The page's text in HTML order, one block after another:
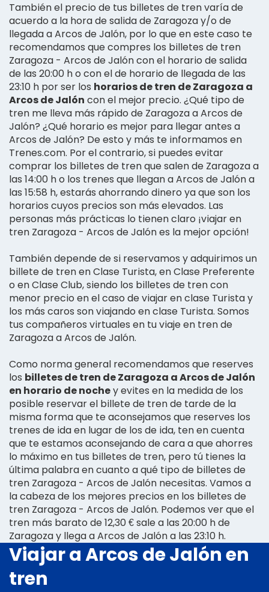
También el precio de tus billetes de tren varía de
acuerdo a la hora de salida de Zaragoza y/o de
llegada a Arcos de Jalón, por lo que en este caso te
recomendamos que compres los billetes de tren
Zaragoza - Arcos de Jalón con el horario de salida
de las 20:00 h o con el de horario de llegada de las
23:10 h por ser los horarios de tren de Zaragoza a
Arcos de Jalón con el mejor precio. ¿Qué tipo de
tren me lleva más rápido de Zaragoza a Arcos de
Jalón? ¿Qué horario es mejor para llegar antes a
Arcos de Jalón? De esto y más te informamos en
Trenes.com. Por el contrario, si puedes evitar
comprar los billetes de tren que salen de Zaragoza a
las 14:00 h o los trenes que llegan a Arcos de Jalón a
las 15:58 h, estarás ahorrando dinero ya que son los
horarios cuyos precios son más elevados. Las
personas más prácticas lo tienen claro ¡viajar en
tren Zaragoza - Arcos de Jalón es la mejor opción!
También depende de si reservamos y adquirimos un
billete de tren en Clase Turista, en Clase Preferente
o en Clase Club, siendo los billetes de tren con
menor precio en el caso de viajar en clase Turista y
los más caros son viajando en clase Turista. Somos
tus compañeros virtuales en tu viaje en tren de
Zaragoza a Arcos de Jalón.
Como norma general recomendamos que reserves
los billetes de tren de Zaragoza a Arcos de Jalón
en horario de nochey evites en la medida de los
posible reservar el billete de tren de tarde de la
misma forma que te aconsejamos que reserves los
trenes de ida en lugar de los de ida, ten en cuenta
que te estamos aconsejando de cara a que ahorres
lo máximo en tus billetes de tren, pero tú tienes la
última palabra en cuanto a qué tipo de billetes de
tren Zaragoza - Arcos de Jalón necesitas. Vamos a
la cabeza de los mejores precios en los billetes de
tren Zaragoza - Arcos de Jalón. Podemos ver que el
tren más barato de 12,30 € sale a las 20:00 h de
Zaragoza y llega a Arcos de Jalón a las 23:10 h.
Viajar a Arcos de Jalón en
tren